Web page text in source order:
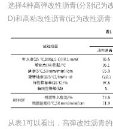
选择4种高弹改性沥青(分别记为
D)和高粘改性沥青(记为改性沥
从表1可以看出，高弹改性沥青